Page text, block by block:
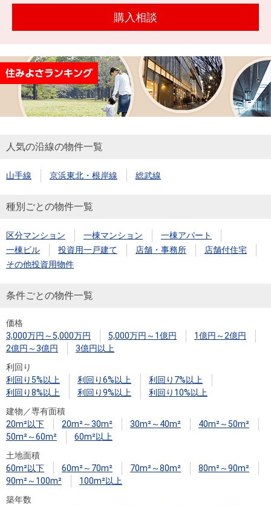
物
を
探
す
探す
購入向け
サービス
レーショ
住まいと
暮らしの
税金の本
（電子ブ
ド
試算
売却向け
サービス
周辺相場
検索
住まい1プ
ラス（お
役立ちコ
住まいと
暮らしの
税金の本
（電子ブ
ック）
ック版）
購入相談
人気の沿線の物件一覧
山手線 京浜東北・根岸線 総武線
種別ごとの物件一覧
区分マンション 一棟マンション
一棟アパート
一棟ビル
投資用一戸建て 店舗・事務所
店舗付住宅
その他投資用物件
条件ごとの物件一覧
価格
3,000万円～5,000万円
5,000万円～1億円
1億円～2億円
2億円～3億円
3億円以上
利回り
利回り5%以上
利回り6%以上
利回り7%以上
利回り8%以上
利回り9%以上
利回り10%以上
建物／専有面積
20m²以下
20m²～30m² 30m²～40m²
40m²～50m²
50m²～60m²
60m²以上
土地面積
60m²以下
60m²～70m² 70m²～80m²
80m²～90m²
90m²～100m²
100m²以上
築年数